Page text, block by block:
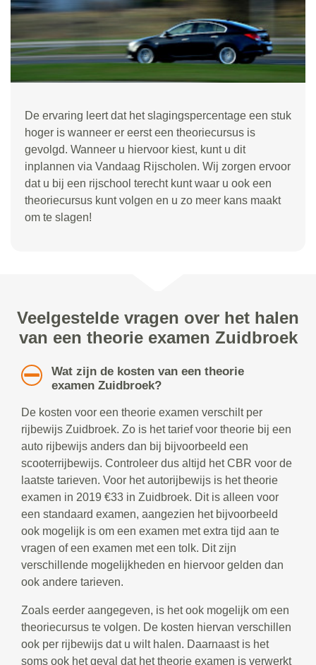
De ervaring leert dat het slagingspercentage een stuk
hoger is wanneer er eerst een theoriecursus is
gevolgd. Wanneer u hiervoor kiest, kunt u dit
inplannen via Vandaag Rijscholen. Wij zorgen ervoor
dat u bij een rijschool terecht kunt waar u ook een
theoriecursus kunt volgen en u zo meer kans maakt
om te slagen!
Veelgestelde vragen over het halen
van een theorie examen Zuidbroek
Wat zijn de kosten van een theorie
examen Zuidbroek?
De kosten voor een theorie examen verschilt per
rijbewijs Zuidbroek. Zo is het tarief voor theorie bij een
auto rijbewijs anders dan bij bijvoorbeeld een
scooterrijbewijs. Controleer dus altijd het CBR voor de
laatste tarieven. Voor het autorijbewijs is het theorie
examen in 2019 €33 in Zuidbroek. Dit is alleen voor
een standaard examen, aangezien het bijvoorbeeld
ook mogelijk is om een examen met extra tijd aan te
vragen of een examen met een tolk. Dit zijn
verschillende mogelijkheden en hiervoor gelden dan
ook andere tarieven.
Zoals eerder aangegeven, is het ook mogelijk om een
theoriecursus te volgen. De kosten hiervan verschillen
ook per rijbewijs dat u wilt halen. Daarnaast is het
soms ook het geval dat het theorie examen is verwerkt